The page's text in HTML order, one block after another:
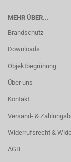
MEHR ÜBER...
Brandschutz
Downloads
Objektbegrünung
Über uns
Kontakt
Versand- &
Widerrufsrecht &
AGB